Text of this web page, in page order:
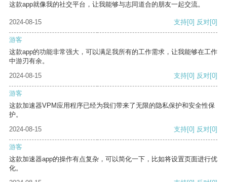
这款app就像我的社交平台，让我能够与志同道合的朋友一起交流。
2024-08-15 支持[0] 反对[0]
游客
这款app的功能非常强大，可以满足我所有的工作需求，让我能够在工作
中游刃有余。
2024-08-15
支持[0] 反对[0]
游客
这款加速器VPM应用程序已经为我们带来了无限的隐私保护和安全性保
护。
2024-08-15
支持[0] 反对[0]
游客
这款加速器app的操作有点复杂，可以简化一下，比如将设置页面进行优
化。